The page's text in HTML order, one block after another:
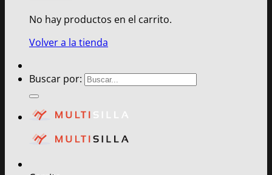
No hay productos en el carrito.
Volver a la tienda
Buscar por: